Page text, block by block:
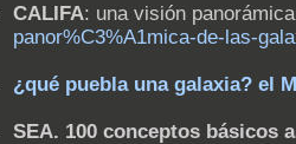
CALIFA: una visión
panor%C3%A1mica-de-las-
¿qué puebla una galaxia? el
SEA. 100 conceptos básicos